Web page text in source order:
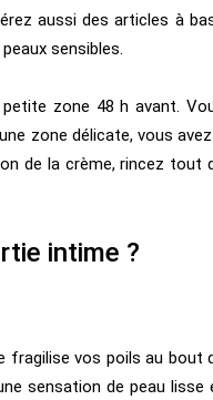
aussi des articles à
sensibles.
zone 48 h avant.
zone délicate, vous
de la crème, rincez tout
intime ?
fragilise vos poils au bout
sensation de peau lisse